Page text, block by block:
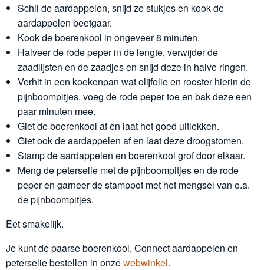
Schil de aardappelen, snijd ze stukjes en kook de
aardappelen beetgaar.
Kook de boerenkool in ongeveer 8 minuten.
Halveer de rode peper in de lengte, verwijder de
zaadlijsten en de zaadjes en snijd deze in halve ringen.
Verhit in een koekenpan wat olijfolie en rooster hierin de
pijnboompitjes, voeg de rode peper toe en bak deze een
paar minuten mee.
Giet de boerenkool af en laat het goed uitlekken.
Giet ook de aardappelen af en laat deze droogstomen.
Stamp de aardappelen en boerenkool grof door elkaar.
Meng de peterselie met de pijnboompitjes en de rode
peper en garneer de stamppot met het mengsel van o.a.
de pijnboompitjes.
Eet smakelijk.
Je kunt de paarse boerenkool, Connect aardappelen en
peterselie bestellen in onzewebwinkel.